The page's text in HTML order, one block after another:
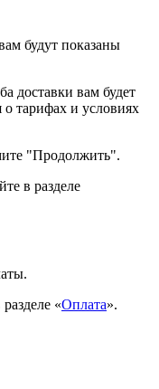
будут показаны
доставки вам будет
тарифах и условиях
"Продолжить".
в разделе
«Оплата».